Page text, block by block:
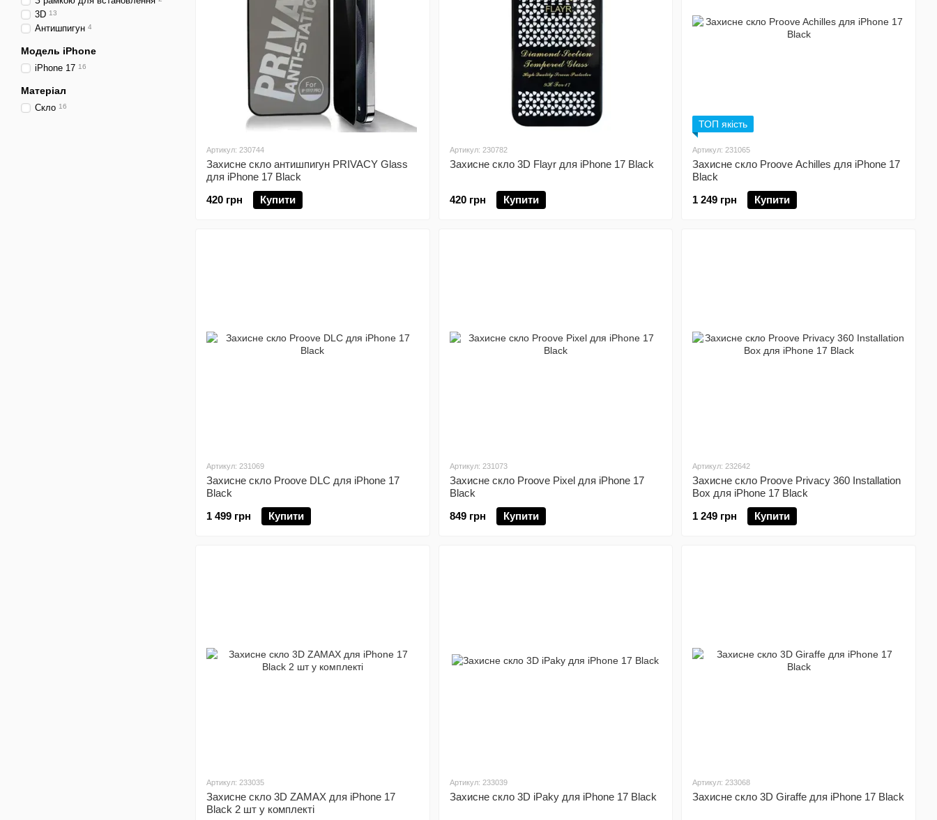
Артикул: 230744
Захисне скло антишпигун PRIVACY Glass
для iPhone 17 Black
420 грн
Купити
Артикул: 230782
Захисне скло 3D Flayr для iPhone 17 Black
420 грн Купити
ТОП якість
Артикул: 231065
Захисне скло Proove Achilles для iPhone 17
Black
1 249 грн
Купити
Артикул: 231069
Захисне скло Proove DLC для iPhone 17
Black
1 499 грн
Купити
Артикул: 231073
Захисне скло Proove Pixel для iPhone 17
Black
849 грн
Купити
Артикул: 232642
Захисне скло Proove Privacy 360 Installation
Box для iPhone 17 Black
1 249 грн
Купити
Артикул: 233035
Захисне скло 3D ZAMAX для iPhone 17
Black 2 шт у комплекті
Артикул: 233039
Захисне скло 3D iPaky для iPhone 17 Black
Артикул: 233068
Захисне скло 3D Giraffe для iPhone 17 Black
3D 13
Антишпигун 4
Модель iPhone
iPhone 17 16
Матеріал
Скло 16